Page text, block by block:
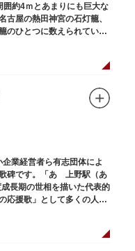
約4ｍとあまりにも巨大な
古屋の熱田神宮の石灯籠、
のひとつに数えられていま
業経営者ら有志団体によ
碑です。「あゝ上野駅（あ
長期の世相を描いた代表的
応援歌」として多くの人々